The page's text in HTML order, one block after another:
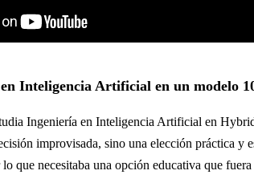
Inteligencia Artificial en un modelo
Ingeniería en Inteligencia Artificial en
improvisada, sino una elección práctica y
que necesitaba una opción educativa que